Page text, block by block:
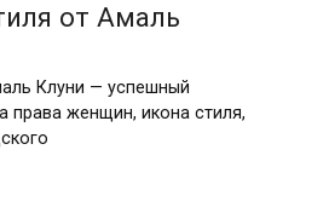
от Амаль
Клуни — успешный
права женщин, икона стиля,